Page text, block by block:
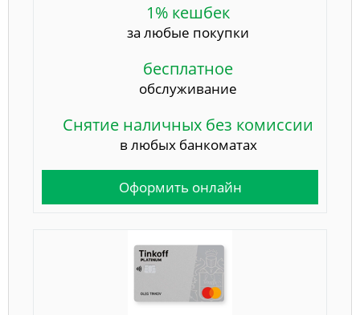
1% кешбек
за любые покупки
бесплатное
обслуживание
Снятие наличных без комиссии
в любых банкоматах
Оформить онлайн